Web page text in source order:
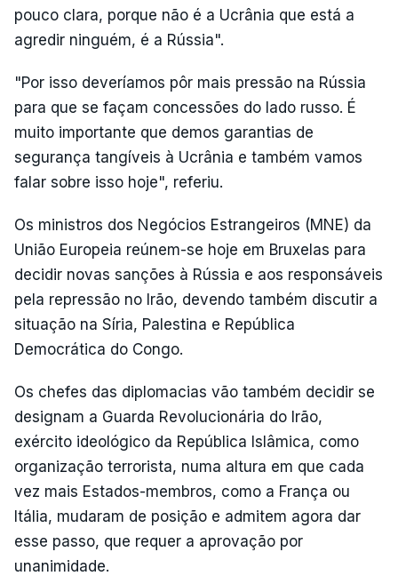
pouco clara, porque não é a Ucrânia que está a
agredir ninguém, é a Rússia".
"Por isso deveríamos pôr mais pressão na Rússia
para que se façam concessões do lado russo. É
muito importante que demos garantias de
segurança tangíveis à Ucrânia e também vamos
falar sobre isso hoje", referiu.
Os ministros dos Negócios Estrangeiros (MNE) da
União Europeia reúnem-se hoje em Bruxelas para
decidir novas sanções à Rússia e aos responsáveis
pela repressão no Irão, devendo também discutir a
situação na Síria, Palestina e República
Democrática do Congo.
Os chefes das diplomacias vão também decidir se
designam a Guarda Revolucionária do Irão,
exército ideológico da República Islâmica, como
organização terrorista, numa altura em que cada
vez mais Estados-membros, como a França ou
Itália, mudaram de posição e admitem agora dar
esse passo, que requer a aprovação por
unanimidade.